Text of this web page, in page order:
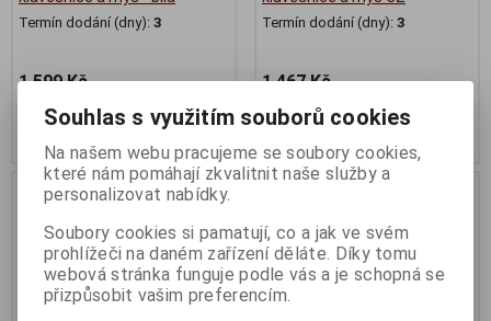
Termín dodání (dny): 3
1 599 Kč
Koupit
Termín dodání (dny): 3
1 467 Kč
Souhlas s využitím souborů cookies
Na našem webu pracujeme se soubory cookies,
které nám pomáhají zkvalitnit naše služby a
personalizovat nabídky.
Soubory cookies si pamatují, co a jak ve svém
prohlížeči na daném zařízení děláte. Díky tomu
webová stránka funguje podle vás a je schopná se
přizpůsobit vašim preferencím.